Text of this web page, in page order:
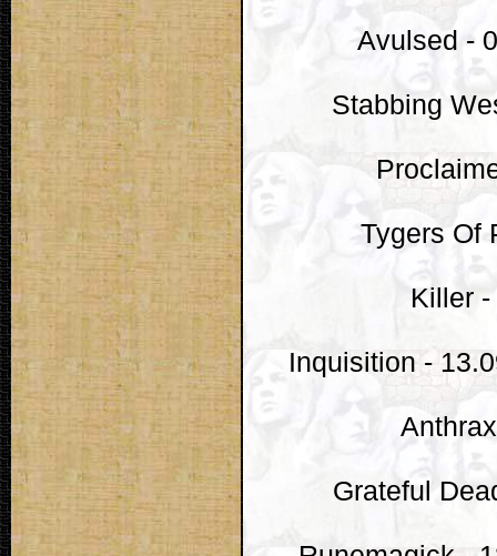
Avulsed -
Stabbing
Tygers Of
Killer
Inquisition -
Grateful